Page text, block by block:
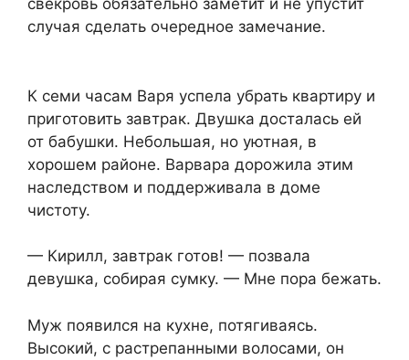
свекровь обязательно заметит и не упустит
случая сделать очередное замечание.
К семи часам Варя успела убрать квартиру и
приготовить завтрак. Двушка досталась ей
от бабушки. Небольшая, но уютная, в
хорошем районе. Варвара дорожила этим
наследством и поддерживала в доме
чистоту.
— Кирилл, завтрак готов! — позвала
девушка, собирая сумку. — Мне пора бежать.
Муж появился на кухне, потягиваясь.
Высокий, с растрепанными волосами, он